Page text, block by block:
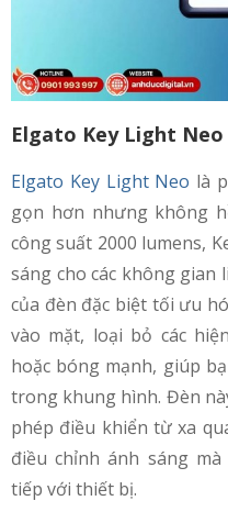
Elgato Key Light Neo
Elgato Key Light Neo là
gọn hơn nhưng không
công suất 2000 lumens,
sáng cho các không gian
của đèn đặc biệt tối ưu
vào mặt, loại bỏ các
hoặc bóng mạnh, giúp
trong khung hình. Đèn
phép điều khiển từ xa
điều chỉnh ánh sáng
tiếp với thiết bị.